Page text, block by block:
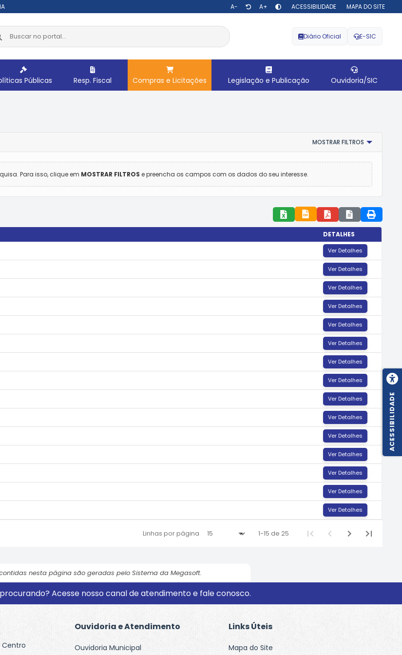
A- A+ ACESSIBILIDADE MAPA DO SITE
ACESSIBILIDADE
Diário Oficial E-SIC
Públicas Resp. Fiscal Compras e Licitações Legislação e Publicação Ouvidoria/SIC
MOSTRAR FILTROS
Para isso, clique em MOSTRAR FILTROS e preencha os campos com os dados do seu interesse.
DETALHES
Ver Detalhes
Ver Detalhes
Ver Detalhes
Ver Detalhes
Ver Detalhes
Ver Detalhes
Ver Detalhes
Ver Detalhes
Ver Detalhes
Ver Detalhes
Ver Detalhes
Ver Detalhes
Ver Detalhes
Ver Detalhes
Ver Detalhes
Linhas por página 1-15 de 25
nesta página são geradas pelo Sistema da Megasoft.
Acesse nosso canal de atendimento e fale conosco.
Centro
Ouvidoria e Atendimento
Ouvidoria Municipal
Links Úteis
Mapa do Site